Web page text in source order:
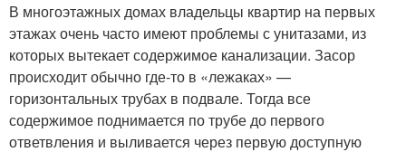
В многоэтажных домах владельцы квартир на первых
этажах очень часто имеют проблемы с унитазами, из
которых вытекает содержимое канализации. Засор
происходит обычно где-то в «лежаках» —
горизонтальных трубах в подвале. Тогда все
содержимое поднимается по трубе до первого
ответвления и выливается через первую доступную